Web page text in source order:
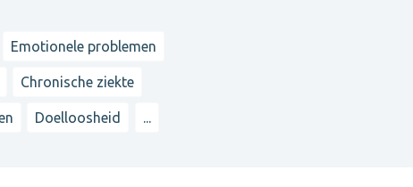
Emotionele problemen
Chronische ziekte
Doelloosheid ...